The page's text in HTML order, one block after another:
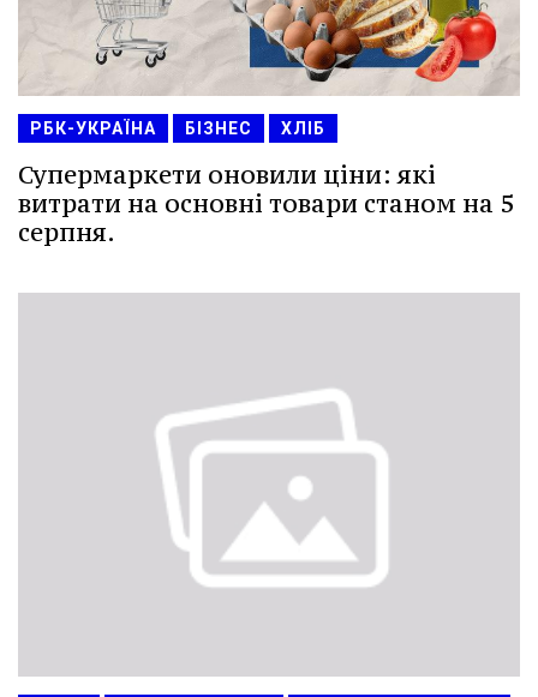
РБК-УКРАЇНА БІЗНЕС ХЛІБ
Супермаркети оновили ціни: які
витрати на основні товари станом на 5
серпня.